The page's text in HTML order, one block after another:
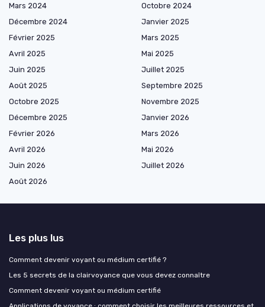
Mars 2024
Octobre 2024
Décembre 2024
Janvier 2025
Février 2025
Mars 2025
Avril 2025
Mai 2025
Juin 2025
Juillet 2025
Août 2025
Septembre 2025
Octobre 2025
Novembre 2025
Décembre 2025
Janvier 2026
Février 2026
Mars 2026
Avril 2026
Mai 2026
Juin 2026
Juillet 2026
Août 2026
Les plus lus
Comment devenir voyant ou médium certifié ?
Les 5 secrets de la clairvoyance que vous devez connaître
Comment devenir voyant ou médium certifié